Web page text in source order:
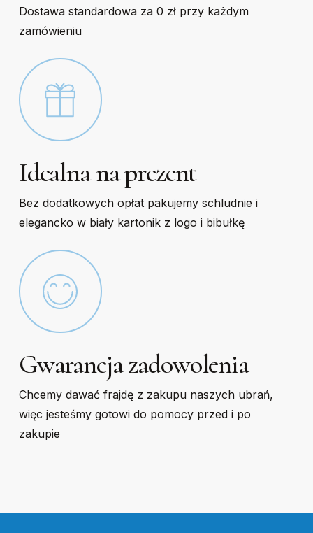
Dostawa standardowa za 0 zł przy każdym
zamówieniu
Idealna na prezent
Bez dodatkowych opłat pakujemy schludnie i
elegancko w biały kartonik z logo i bibułkę
Gwarancja zadowolenia
Chcemy dawać frajdę z zakupu naszych ubrań,
więc jesteśmy gotowi do pomocy przed i po
zakupie